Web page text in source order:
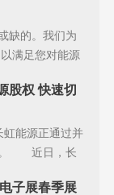
缺的。我们为
满足您对能源
股权 快速切
能源正通过并
。 近日，长
子展春季展